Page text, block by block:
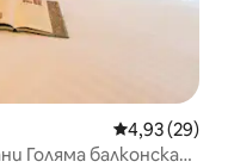
Средна
4,93 (29)
Голяма балконска